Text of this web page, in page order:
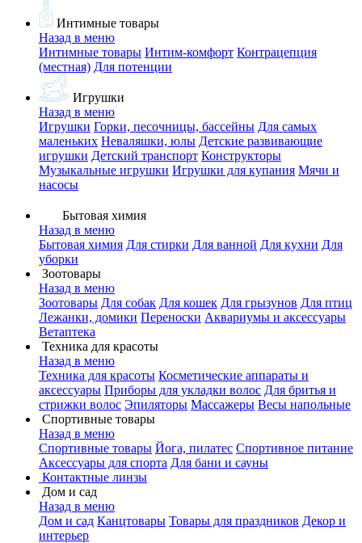
Интимные товары
Назад в меню
Интимные товары Интим-комфорт Контрацепция
(местная) Для потенции
Игрушки
Назад в меню
Игрушки Горки, песочницы, бассейны Для самых
маленьких Неваляшки, юлы Детские развивающие
игрушки Детский транспорт Конструкторы
Музыкальные игрушки Игрушки для купания Мячи и
насосы
Бытовая химия
Назад в меню
Бытовая химия Для стирки Для ванной Для кухни Для
уборки
Зоотовары
Назад в меню
Зоотовары Для собак Для кошек Для грызунов Для птиц
Лежанки, домики Переноски Аквариумы и аксессуары
Ветаптека
Техника для красоты
Назад в меню
Техника для красоты Косметические аппараты и
аксессуары Приборы для укладки волос Для бритья и
стрижки волос Эпиляторы Массажеры Весы напольные
Спортивные товары
Назад в меню
Спортивные товары Йога, пилатес Спортивное питание
Аксессуары для спорта Для бани и сауны
Контактные линзы
Дом и сад
Назад в меню
Дом и сад Канцтовары Товары для праздников Декор и
интерьер